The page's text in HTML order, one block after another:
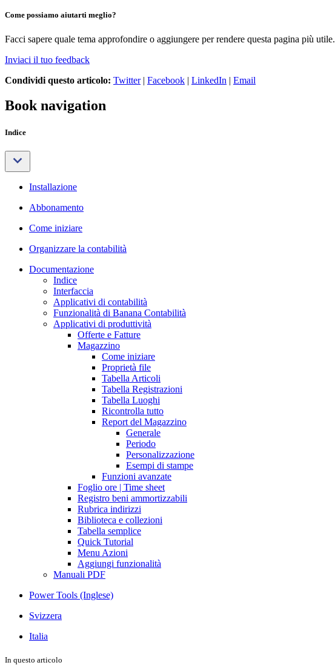
Come possiamo aiutarti meglio?
Facci sapere quale tema approfondire o aggiungere per rendere questa pagina più utile.
Inviaci il tuo feedback
Condividi questo articolo: Twitter| Facebook | LinkedIn | Email
Book navigation
Indice
Installazione
Abbonamento
Come iniziare
Organizzare la contabilità
Documentazione
Indice
Interfaccia
Applicativi di contabilità
Funzionalità di Banana Contabilità
Applicativi di produttività
Offerte e Fatture
Magazzino
Come iniziare
Proprietà file
Tabella Articoli
Tabella Registrazioni
Tabella Luoghi
Ricontrolla tutto
Report del Magazzino
Generale
Periodo
Personalizzazione
Esempi di stampe
Funzioni avanzate
Foglio ore | Time sheet
Registro beni ammortizzabili
Rubrica indirizzi
Biblioteca e collezioni
Tabella semplice
Quick Tutorial
Menu Azioni
Aggiungi funzionalità
Manuali PDF
Power Tools (Inglese)
Svizzera
Italia
In questo articolo